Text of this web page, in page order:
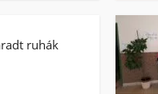
ruhák